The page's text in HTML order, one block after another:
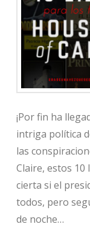
¡Por fin ha
intriga política
las
Claire, estos 10
cierta si el
todos, pero
de noche…